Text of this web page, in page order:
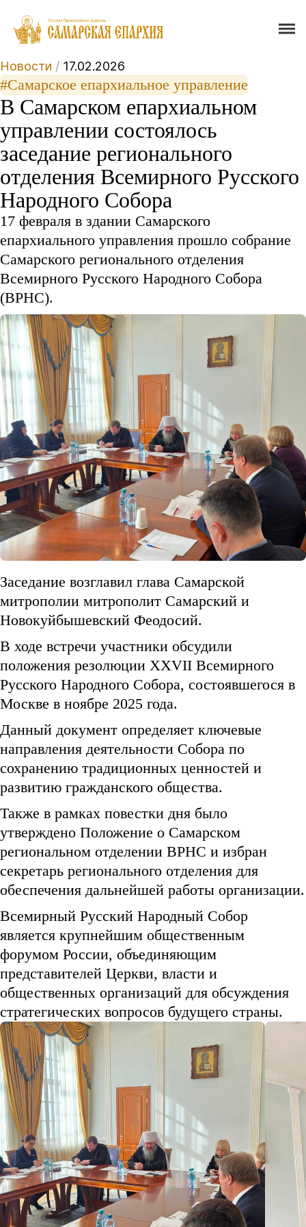
Новости / 17.02.2026
#Самарское епархиальное управление
В Самарском епархиальном
управлении состоялось
заседание регионального
отделения Всемирного Русского
Народного Собора
17 февраля в здании Самарского
епархиального управления прошло собрание
Самарского регионального отделения
Всемирного Русского Народного Собора
(ВРНС).
Заседание возглавил глава Самарской
митрополии митрополит Самарский и
Новокуйбышевский Феодосий.
В ходе встречи участники обсудили
положения резолюции XXVII Всемирного
Русского Народного Собора, состоявшегося в
Москве в ноябре 2025 года.
Данный документ определяет ключевые
направления деятельности Собора по
сохранению традиционных ценностей и
развитию гражданского общества.
Также в рамках повестки дня было
утверждено Положение о Самарском
региональном отделении ВРНС и избран
секретарь регионального отделения для
обеспечения дальнейшей работы организации.
Всемирный Русский Народный Собор
является крупнейшим общественным
форумом России, объединяющим
представителей Церкви, власти и
общественных организаций для обсуждения
стратегических вопросов будущего страны.